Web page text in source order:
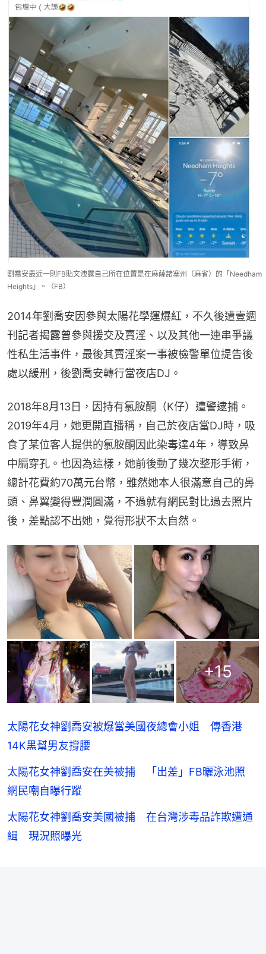
劉喬安最近一則FB貼文洩露自己所在位置是在麻薩諸塞州（麻省）的「Needham
Heights」。（FB）
2014年劉喬安因參與太陽花學運爆紅，不久後遭壹週
刊記者揭露曾參與援交及賣淫、以及其他一連串爭議
性私生活事件，最後其賣淫案一事被檢警單位提告後
處以緩刑，後劉喬安轉行當夜店DJ。
2018年8月13日，因持有氯胺酮（K仔）遭警逮捕。
2019年4月，她更開直播稱，自己於夜店當DJ時，吸
食了某位客人提供的氯胺酮因此染毒達4年，導致鼻
中膈穿孔。也因為這樣，她前後動了幾次整形手術，
總計花費約70萬元台幣，雖然她本人很滿意自己的鼻
頭、鼻翼變得豐潤圓滿，不過就有網民對比過去照片
後，差點認不出她，覺得形狀不太自然。
+15
太陽花女神劉喬安被爆當美國夜總會小姐 傳香港
14K黑幫男友撐腰
太陽花女神劉喬安在美被捕 「出差」FB曬泳池照
網民嘲自曝行蹤
太陽花女神劉喬安美國被捕 在台灣涉毒品詐欺遭通
緝 現況照曝光